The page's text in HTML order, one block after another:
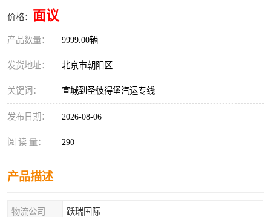
价格： 面议
产品数量： 9999.00辆
发货地址： 北京市朝阳区
关键词： 宣城到圣彼得堡汽运专线
发布日期： 2026-08-06
阅 读 量： 290
产品描述
物流公司 跃瑞国际